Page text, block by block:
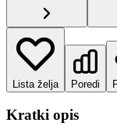
Lista želja Poredi
Kratki opis